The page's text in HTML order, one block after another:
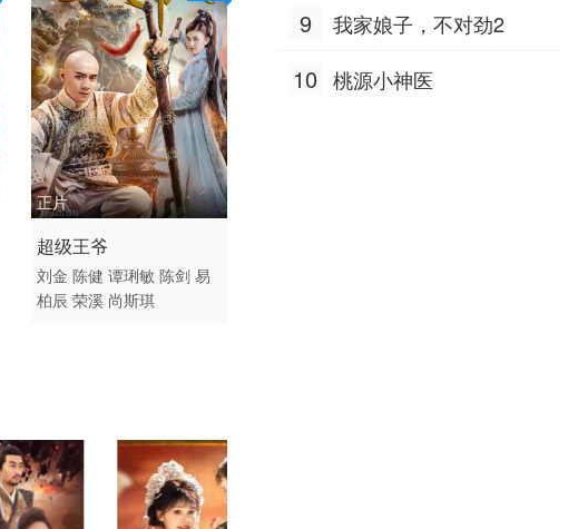
正片
2017 / 中国大陆 / 国语
爱情 喜剧
超级王爷
刘金 陈健 谭琍敏 陈剑 易
柏辰 荣溪 尚斯琪
9 我家娘子，不对劲2
10 桃源小神医